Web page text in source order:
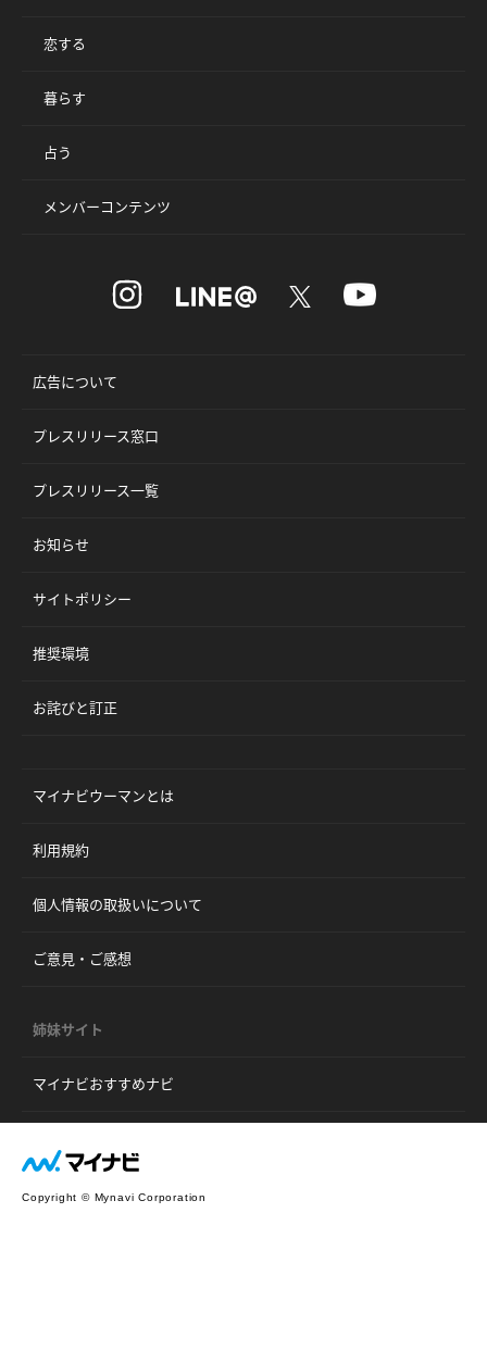
恋する
暮らす
占う
メンバーコンテンツ
広告について
プレスリリース窓口
プレスリリース一覧
お知らせ
サイトポリシー
推奨環境
お詫びと訂正
マイナビウーマンとは
利用規約
個人情報の取扱いについて
ご意見・ご感想
姉妹サイト
マイナビおすすめナビ
Copyright © Mynavi Corporation